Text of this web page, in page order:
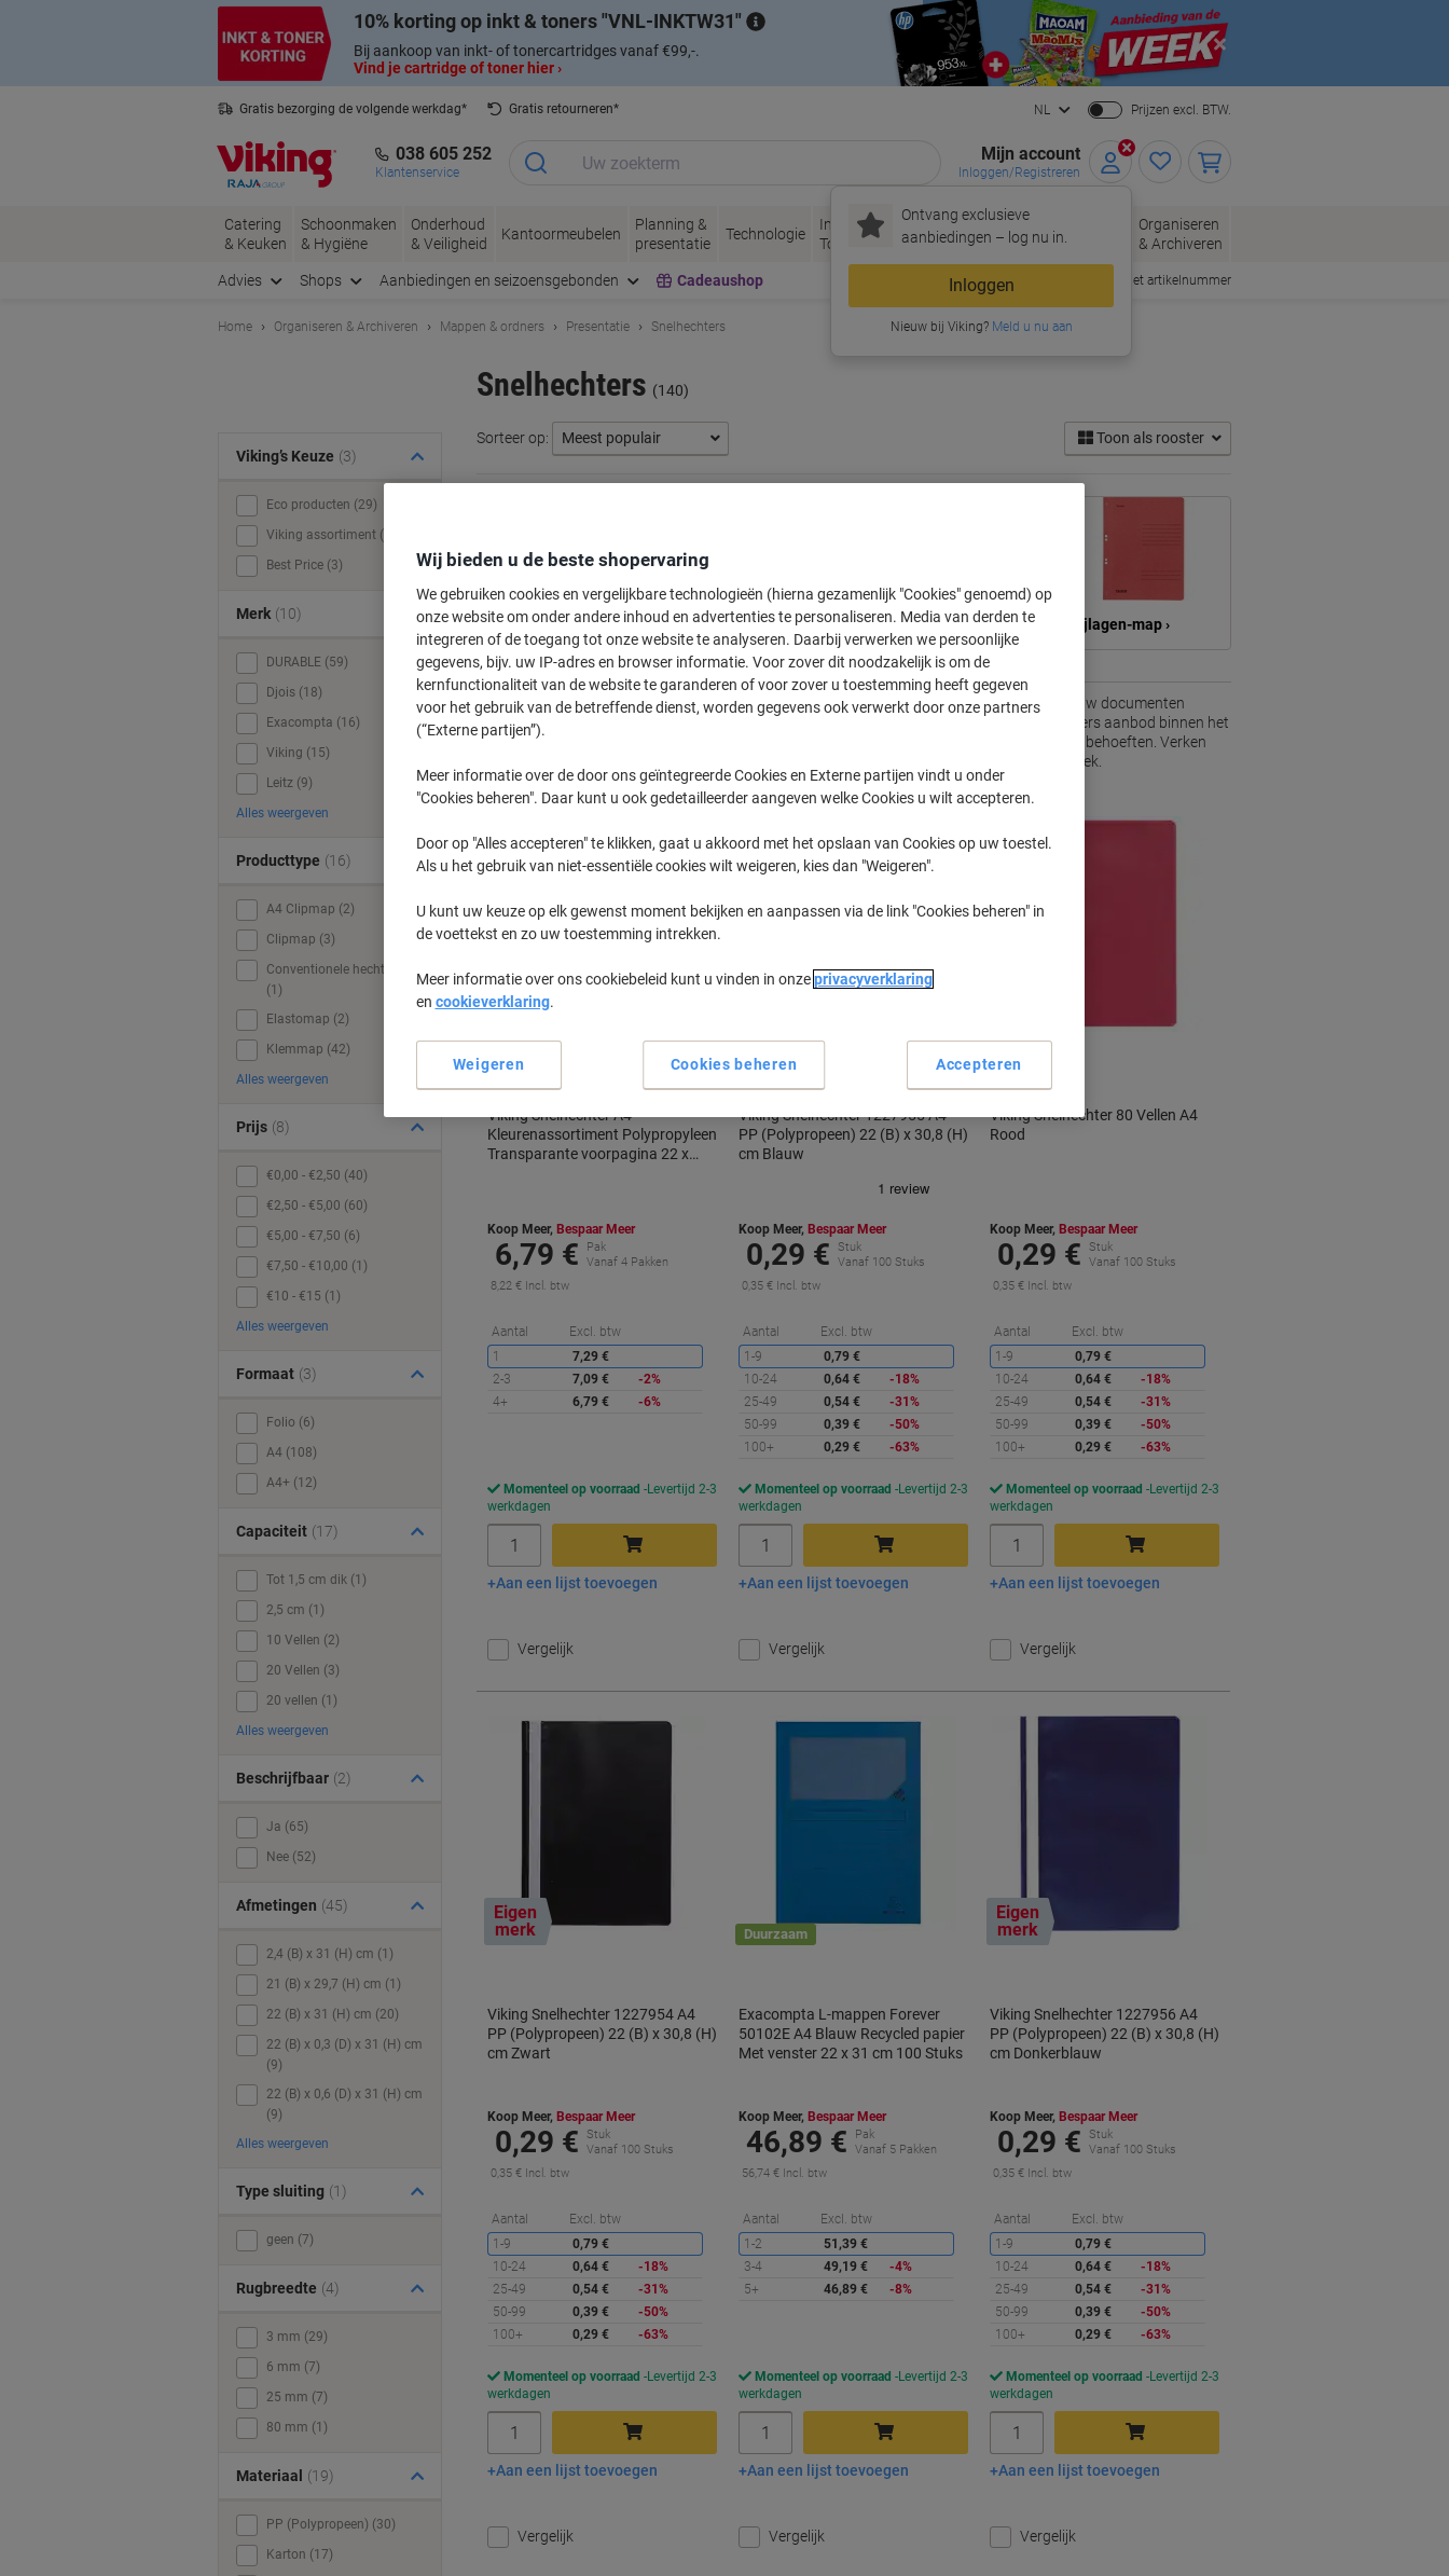
10% korting op inkt & toners VNL-INKTW31
Bij aankoop van inkt- of tonercartridges vanaf €99,-.
Vind je cartridge of toner hier ›
Close
Gratis bezorging de volgende werkdag*
Gratis retourneren*
NL Prijzen excl. BTW.
038 605 252
Klantenservice
Mijn account
Inloggen/Registreren
Ontvang exclusieve
aanbiedingen – log nu in.
Inloggen
Nieuw bij Viking?Meld u nu aan
Catering
& Keuken
Schoonmaken
& Hygiëne
Onderhoud
& Veiligheid
Kantoormeubelen
Planning &
presentatie
Technologie
Inkt &
Toner
Papier, Enveloppen
& Verpakken
Kantoorartikelen
Organiseren
& Archiveren
Advies Shops Aanbiedingen en seizoensgebonden Cadeaushop Snel bestellen met artikelnummer
Home Organiseren & Archiveren Mappen & ordners Presentatie Snelhechters
Snelhechters (140)
Sorteer op: Toon als rooster
Snelhechters › Klemmap › Presentatiemap › Bijlagen-map ›
Welkom bij onze categorie Snelhechters, waar u een breed scala aan oplossingen vindt om uw documenten
efficiënt en netjes te ordenen. Of u nu op zoek bent naar duurzame eco producten of een divers aanbod binnen het
Viking assortiment, hier ontdekt u de ideale snelhechters die passen bij uw organisatorische behoeften. Verken
ons uitgebreide assortiment en vind de perfecte snelhechter voor uw kantoor of thuiswerkplek.
BEST
Viking Snelhechter A4
Kleurenassortiment Polypropyleen
Transparante voorpagina 22 x
Koop Meer, Bespaar Meer
6,79 €
Pak
Vanaf 4 Pakken
8,22 € Incl. btw
Aantal Excl. btw
Korting
1
7,29 €
2-3
7,09 €
-2%
4+
6,79 € -6%
Momenteel op voorraad
Levertijd 2-3
werkdagen
In winkelwagen
Aan een lijst toevoegen
Vergelijk
Viking Snelhechter 1227955 A4
PP (Polypropeen) 22 (B) x 30,8 (H)
cm Blauw
Koop Meer, Bespaar Meer
0,29 €
Stuk
Vanaf 100 Stuks
0,35 € Incl. btw
Aantal Excl. btw
Korting
1-9
0,79 €
10-24
0,64 €
-18%
25-49
0,54 €
-31%
50-99
0,39 €
-50%
100+
0,29 € -63%
Momenteel op voorraad
Levertijd 2-3
werkdagen
In winkelwagen
Aan een lijst toevoegen
Vergelijk
Viking Snelhechter 80 Vellen A4
Rood
Koop Meer, Bespaar Meer
0,29 €
Stuk
Vanaf 100 Stuks
0,35 € Incl. btw
Aantal Excl. btw
1-9
0,79 €
10-24
0,64 €
-18%
25-49
0,54 €
-31%
50-99
0,39 €
-50%
100+
0,29 € -63%
Momenteel op voorraad
Levertijd 2-3
werkdagen
In winkelwagen
Aan een lijst toevoegen
Vergelijk
Eigen
merk
Viking Snelhechter 1227954 A4
PP (Polypropeen) 22 (B) x 30,8 (H)
cm Zwart
Koop Meer, Bespaar Meer
0,29 €
Stuk
Vanaf 100 Stuks
0,35 € Incl. btw
Aantal Excl. btw
Korting
1-9
0,79 €
10-24
0,64 €
-18%
25-49
0,54 €
-31%
50-99
0,39 €
-50%
100+
0,29 € -63%
Momenteel op voorraad
Levertijd 2-3
werkdagen
In winkelwagen
Aan een lijst toevoegen
Vergelijk
Duurzaam
Exacompta L-mappen Forever
50102E A4 Blauw Recycled papier
Met venster 22 x 31 cm 100 Stuks
Koop Meer, Bespaar Meer
46,89 €
Pak
Vanaf 5 Pakken
56,74 € Incl. btw
Aantal Excl. btw
Korting
1-2
51,39 €
3-4
49,19 €
-4%
5+
46,89 € -8%
Momenteel op voorraad
Levertijd 2-3
werkdagen
In winkelwagen
Aan een lijst toevoegen
Vergelijk
Eigen
merk
Viking Snelhechter 1227956 A4
PP (Polypropeen) 22 (B) x 30,8 (H)
cm Donkerblauw
Koop Meer, Bespaar Meer
0,29 €
Stuk
Vanaf 100 Stuks
0,35 € Incl. btw
Aantal Excl. btw
1-9
0,79 €
10-24
0,64 €
-18%
25-49
0,54 €
-31%
50-99
0,39 €
-50%
100+
0,29 € -63%
Momenteel op voorraad
Levertijd 2-3
werkdagen
In winkelwagen
Aan een lijst toevoegen
Vergelijk
Viking’s Keuze (3)
Eco producten (29)
Viking assortiment (15)
Best Price (3)
Merk (10)
DURABLE (59)
Djois (18)
Exacompta (16)
Viking (15)
Leitz (9)
Alles weergeven
Producttype (16)
A4 Clipmap (2)
Clipmap (3)
Conventionele hechtmap
(1)
Elastomap (2)
Klemmap (42)
Alles weergeven
Prijs (8)
€0,00 - €2,50 (40)
€2,50 - €5,00 (60)
€5,00 - €7,50 (6)
€7,50 - €10,00 (1)
€10 - €15 (1)
Alles weergeven
Formaat (3)
Folio (6)
A4 (108)
A4+ (12)
Capaciteit (17)
Tot 1,5 cm dik (1)
2,5 cm (1)
10 Vellen (2)
20 Vellen (3)
20 vellen (1)
Alles weergeven
Beschrijfbaar (2)
Ja (65)
Nee (52)
Afmetingen (45)
2,4 (B) x 31 (H) cm (1)
21 (B) x 29,7 (H) cm (1)
22 (B) x 31 (H) cm (20)
22 (B) x 0,3 (D) x 31 (H) cm
(9)
22 (B) x 0,6 (D) x 31 (H) cm
(9)
Alles weergeven
Type sluiting (1)
geen (7)
Rugbreedte (4)
3 mm (29)
6 mm (7)
25 mm (7)
80 mm (1)
Materiaal (19)
PP (Polypropeen) (30)
Karton (17)
Wij bieden u de beste shopervaring
We gebruiken cookies en vergelijkbare technologieën (hierna gezamenlijk "Cookies" genoemd) op
onze website om onder andere inhoud en advertenties te personaliseren. Media van derden te
integreren of de toegang tot onze website te analyseren. Daarbij verwerken we persoonlijke
gegevens, bijv. uw IP-adres en browser informatie. Voor zover dit noodzakelijk is om de
kernfunctionaliteit van de website te garanderen of voor zover u toestemming heeft gegeven
voor het gebruik van de betreffende dienst, worden gegevens ook verwerkt door onze partners
(“Externe partijen”).
Meer informatie over de door ons geïntegreerde Cookies en Externe partijen vindt u onder
"Cookies beheren". Daar kunt u ook gedetailleerder aangeven welke Cookies u wilt accepteren.
Door op "Alles accepteren" te klikken, gaat u akkoord met het opslaan van Cookies op uw toestel.
Als u het gebruik van niet-essentiële cookies wilt weigeren, kies dan "Weigeren".
U kunt uw keuze op elk gewenst moment bekijken en aanpassen via de link "Cookies beheren" in
de voettekst en zo uw toestemming intrekken.
Meer informatie over ons cookiebeleid kunt u vinden in onzeprivacyverklaring
en cookieverklaring.
Cookies beheren
Weigeren Accepteren